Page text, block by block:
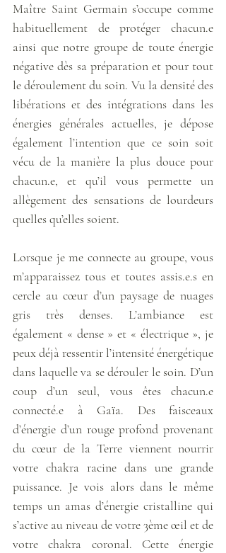
Maître Saint Germain s’occupe comme
habituellement de protéger chacun.e
ainsi que notre groupe de toute énergie
négative dès sa préparation et pour tout
le déroulement du soin. Vu la densité des
libérations et des intégrations dans les
énergies générales actuelles, je dépose
également l’intention que ce soin soit
vécu de la manière la plus douce pour
chacun.e, et qu’il vous permette un
allègement des sensations de lourdeurs
quelles qu’elles soient.
Lorsque je me connecte au groupe, vous
m’apparaissez tous et toutes assis.e.s en
cercle au cœur d’un paysage de nuages
gris très denses. L’ambiance est
également « dense » et « électrique », je
peux déjà ressentir l’intensité énergétique
dans laquelle va se dérouler le soin. D’un
coup d’un seul, vous êtes chacun.e
connecté.e à Gaïa. Des faisceaux
d’énergie d’un rouge profond provenant
du cœur de la Terre viennent nourrir
votre chakra racine dans une grande
puissance. Je vois alors dans le même
temps un amas d’énergie cristalline qui
s’active au niveau de votre 3ème œil et de
votre chakra coronal. Cette énergie